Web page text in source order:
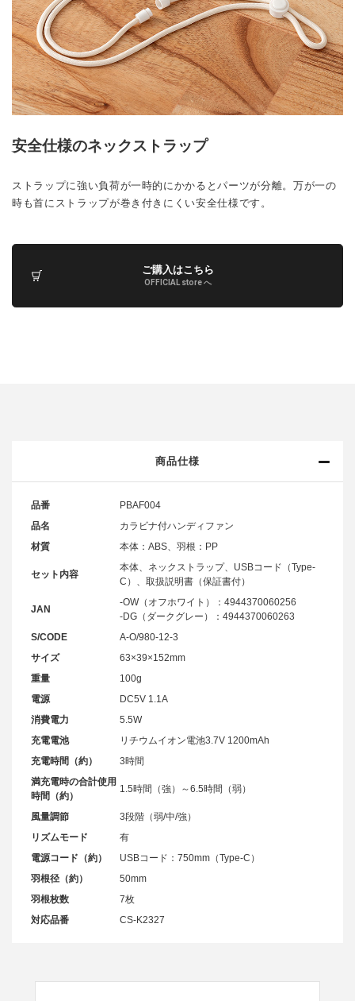
安全仕様のネックストラップ
ストラップに強い負荷が一時的にかかるとパーツが分離。万が一の
時も首にストラップが巻き付きにくい安全仕様です。
ご購入はこちら
OFFICIAL store へ
商品仕様
品番
PBAF004
品名
カラビナ付ハンディファン
材質
本体：ABS、羽根：PP
セット内容
本体、ネックストラップ、USBコード（Type-
C）、取扱説明書（保証書付）
JAN
-OW（オフホワイト）：4944370060256
-DG（ダークグレー）：4944370060263
S/CODE
A-O/980-12-3
サイズ
63×39×152mm
重量
100g
電源
DC5V 1.1A
消費電力
5.5W
充電電池
リチウムイオン電池3.7V 1200mAh
充電時間（約）
3時間
満充電時の合計使用
時間（約）
1.5時間（強）～6.5時間（弱）
風量調節
3段階（弱/中/強）
リズムモード
有
電源コード（約）
USBコード：750mm（Type-C）
羽根径（約）
50mm
羽根枚数
7枚
対応品番
CS-K2327